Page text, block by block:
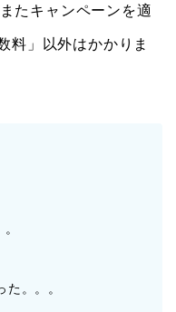
またキャンペーンを適
料」以外はかかりま
。。。